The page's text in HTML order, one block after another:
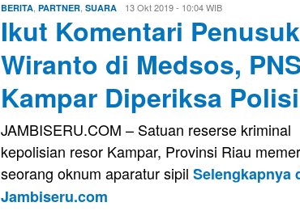
BERITA PARTNER SUARA Eri13 Okt 2019 - 10:04 WIB
Ikut Komentari
Wiranto di Medsos,
Kampar Diperiksa Polisi
JAMBISERU.COM – Satuan reserse kriminal
kepolisian resor Kampar, Provinsi Riau
seorang oknum aparatur sipil Selengkapnya
Jambiseru.com